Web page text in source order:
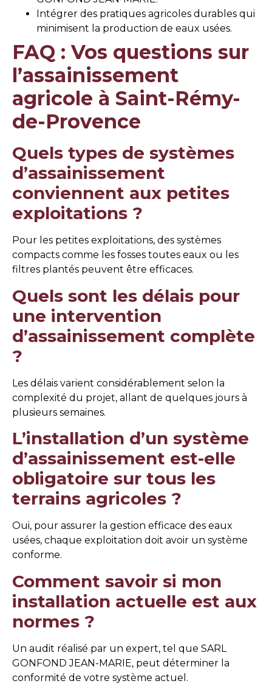
Intégrer des pratiques agricoles durables qui
minimisent la production de eaux usées.
FAQ : Vos questions sur
l’assainissement
agricole à Saint-Rémy-
de-Provence
Quels types de systèmes
d’assainissement
conviennent aux petites
exploitations ?
Pour les petites exploitations, des systèmes
compacts comme les fosses toutes eaux ou les
filtres plantés peuvent être efficaces.
Quels sont les délais pour
une intervention
d’assainissement complète
?
Les délais varient considérablement selon la
complexité du projet, allant de quelques jours à
plusieurs semaines.
L’installation d’un système
d’assainissement est-elle
obligatoire sur tous les
terrains agricoles ?
Oui, pour assurer la gestion efficace des eaux
usées, chaque exploitation doit avoir un système
conforme.
Comment savoir si mon
installation actuelle est aux
normes ?
Un audit réalisé par un expert, tel que SARL
GONFOND JEAN-MARIE, peut déterminer la
conformité de votre système actuel.